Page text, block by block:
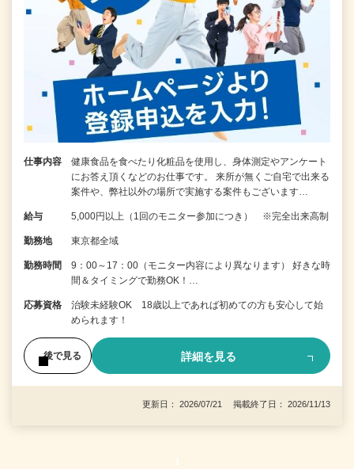
仕事内容
健康食品を食べたり化粧品を使用し、身体測定やアンケート
にお答え頂くなどのお仕事です。 来所が無くご自宅で出来る
案件や、弊社以外の場所で実施する案件もございます…
給与 5,000円以上（1回のモニター参加につき） ※完全出来高制
勤務地 東京都全域
勤務時間
9：00～17：00（モニター内容により異なります） 好きな時
間＆タイミングで勤務OK！…
応募資格
治験未経験OK 18歳以上であれば初めての方も安心して始
められます！
後で見る 詳細を見る
更新日： 2026/07/21 掲載終了日： 2026/11/13
1